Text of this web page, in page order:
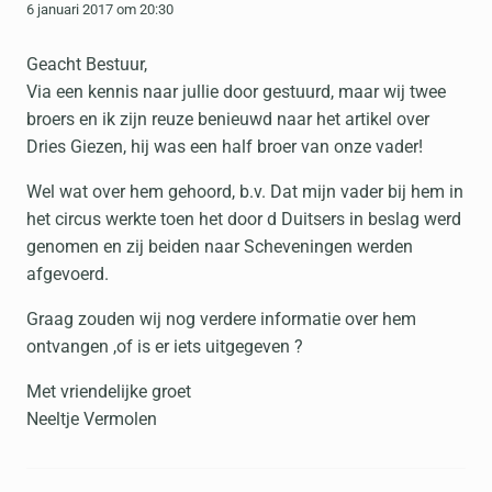
6 januari 2017 om 20:30
Geacht Bestuur,
Via een kennis naar jullie door gestuurd, maar wij twee
broers en ik zijn reuze benieuwd naar het artikel over
Dries Giezen, hij was een half broer van onze vader!
Wel wat over hem gehoord, b.v. Dat mijn vader bij hem in
het circus werkte toen het door d Duitsers in beslag werd
genomen en zij beiden naar Scheveningen werden
afgevoerd.
Graag zouden wij nog verdere informatie over hem
ontvangen ,of is er iets uitgegeven ?
Met vriendelijke groet
Neeltje Vermolen